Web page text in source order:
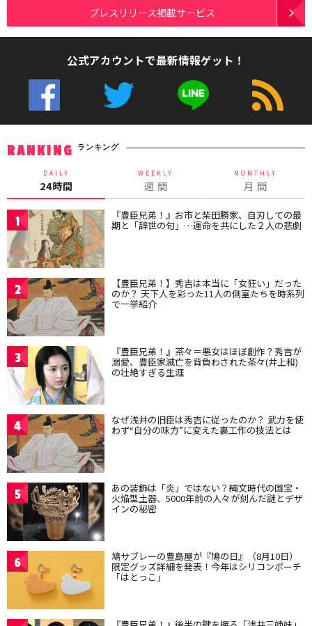
プレスリリース掲載サービス
公式アカウントで最新情報ゲット！
RANKING ランキング
DAILY
24時間
WEEKLY
週 間
MONTHLY
月 間
1 『豊臣兄弟！』お市と柴田勝家、自刃しての最
期と「辞世の句」…運命を共にした２人の悲劇
2 【豊臣兄弟！】秀吉は本当に「女狂い」だった
のか？ 天下人を彩った11人の側室たちを時系列
で一挙紹介
3 『豊臣兄弟！』茶々＝悪女はほぼ創作？秀吉が
溺愛、豊臣家滅亡を背負わされた茶々(井上和)
の壮絶すぎる生涯
4 なぜ浅井の旧臣は秀吉に従ったのか？ 武力を使
わず“自分の味方”に変えた裏工作の技法とは
5 あの装飾は「炎」ではない？縄文時代の国宝・
火焔型土器、5000年前の人々が刻んだ謎とデザ
インの秘密
6 鳩サブレーの豊島屋が『鳩の日』（8月10日）
限定グッズ詳細を発表！今年はシリコンポーチ
「はとっこ」